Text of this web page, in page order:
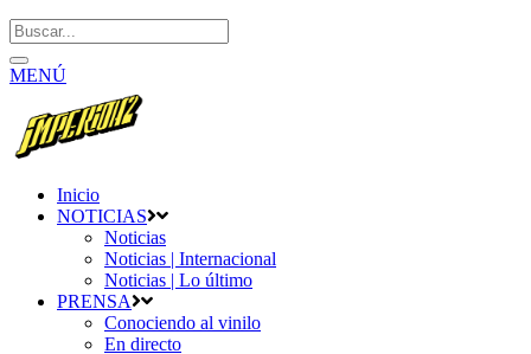
MENÚ
Inicio
NOTICIAS
Noticias
Noticias | Internacional
Noticias | Lo último
PRENSA
Conociendo al vinilo
En directo